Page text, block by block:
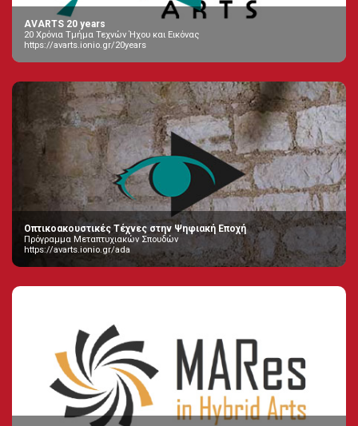
AVARTS 20 years
20 Χρόνια Τμήμα Τεχνών Ήχου και Εικόνας
https://avarts.ionio.gr/20years
Οπτικοακουστικές Τέχνες στην Ψηφιακή Εποχή
Πρόγραμμα Μεταπτυχιακών Σπουδών
https://avarts.ionio.gr/ada